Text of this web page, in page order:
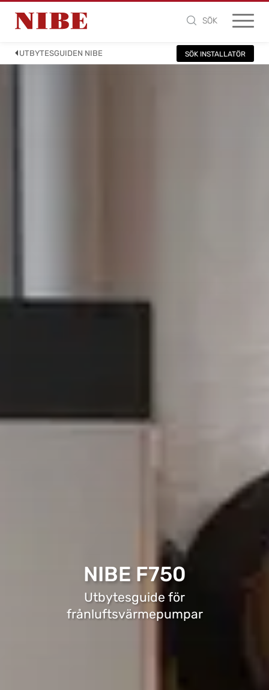
SÖK
UTBYTESGUIDEN NIBE SÖK INSTALLATÖR
NIBE F750
Utbytesguide för
frånluftsvärmepumpar